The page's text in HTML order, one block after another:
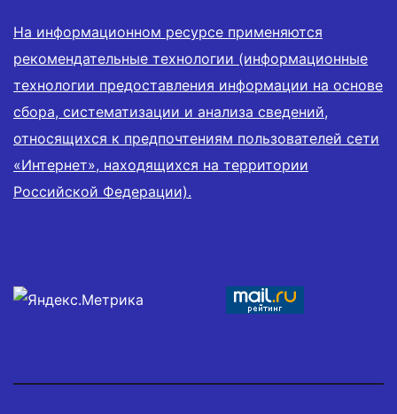
На информационном ресурсе применяются
рекомендательные технологии (информационные
технологии предоставления информации на основе
сбора, систематизации и анализа сведений,
относящихся к предпочтениям пользователей сети
«Интернет», находящихся на территории
Российской Федерации).